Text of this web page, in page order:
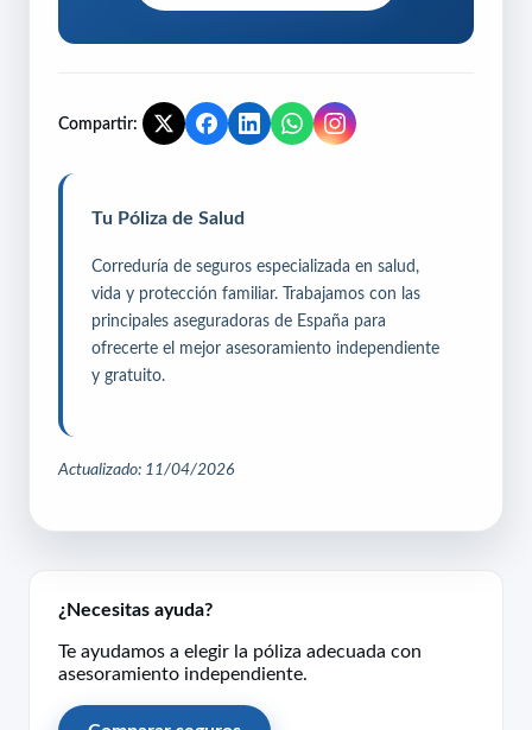
Compartir:
Tu Póliza de Salud
Correduría de seguros especializada en salud,
vida y protección familiar. Trabajamos con las
principales aseguradoras de España para
ofrecerte el mejor asesoramiento independiente
y gratuito.
Actualizado: 11/04/2026
¿Necesitas ayuda?
Te ayudamos a elegir la póliza adecuada con
asesoramiento independiente.